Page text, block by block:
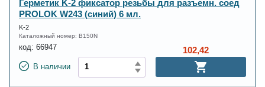
Герметик K-2 фиксатор резьбы для разъемн. соед
PROLOK W243 (синий) 6 мл.
K-2
Каталожный номер: B150N
код: 66947
В наличии
102,42